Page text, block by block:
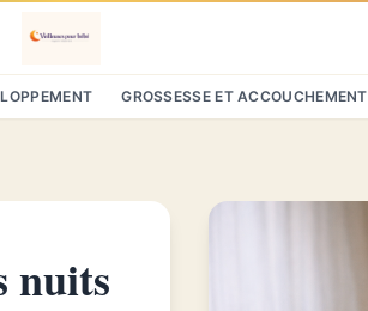
GROSSESSE ET ACCOUCHEMENT
nuits